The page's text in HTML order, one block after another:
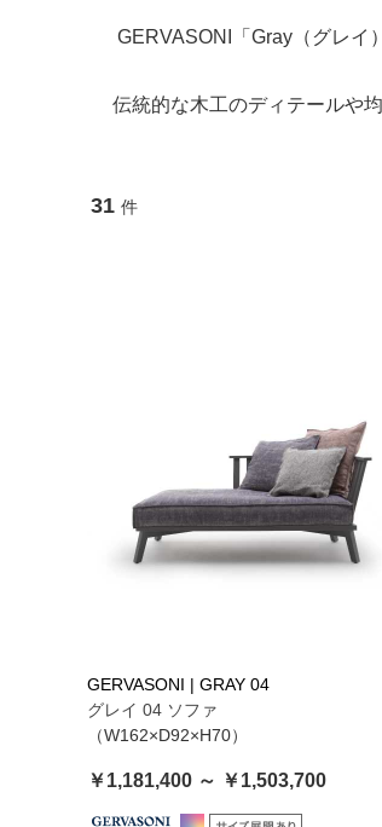
GERVASONI「Gray（グレイ
伝統的な木工のディテールや
31 件
GERVASONI | GRAY 04
グレイ 04 ソファ
（W162×D92×H70）
￥1,181,400 ～ ￥1,503,700